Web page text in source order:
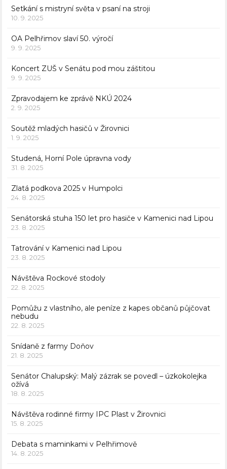
Setkání s mistryní světa v psaní na stroji
10. 9. 2025
OA Pelhřimov slaví 50. výročí
9. 9. 2025
Koncert ZUŠ v Senátu pod mou záštitou
9. 9. 2025
Zpravodajem ke zprávě NKÚ 2024
2. 9. 2025
Soutěž mladých hasičů v Žirovnici
1. 9. 2025
Studená, Horní Pole úpravna vody
31. 8. 2025
Zlatá podkova 2025 v Humpolci
24. 8. 2025
Senátorská stuha 150 let pro hasiče v Kamenici nad Lipou
23. 8. 2025
Tatrování v Kamenici nad Lipou
23. 8. 2025
Návštěva Rockové stodoly
22. 8. 2025
Pomůžu z vlastního, ale peníze z kapes občanů půjčovat
nebudu
22. 8. 2025
Snídaně z farmy Doňov
21. 8. 2025
Senátor Chalupský: Malý zázrak se povedl – úzkokolejka
ožívá
18. 8. 2025
Návštěva rodinné firmy IPC Plast v Žirovnici
15. 8. 2025
Debata s maminkami v Pelhřimově
14. 8. 2025